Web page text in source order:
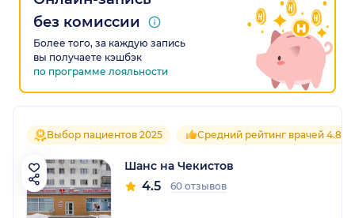
без комиссии
Более того, за каждую запись
вы получаете кэшбэк
по программе лояльности
Выбор пациентов 2025 Средний рейтинг врачей 4.8
Шанс на Чекистов
4.5 60 отзывов